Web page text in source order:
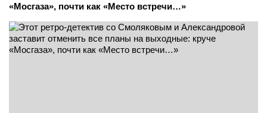
«Мосгаза», почти как «Место встречи…»